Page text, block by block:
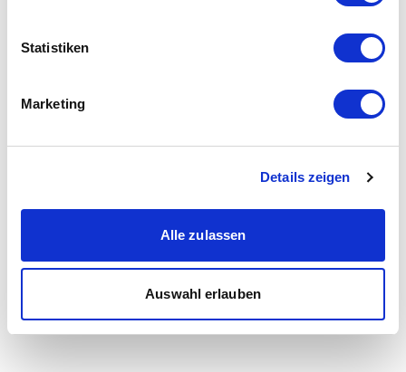
Statistiken
Marketing
Details zeigen
Alle zulassen
Auswahl erlauben